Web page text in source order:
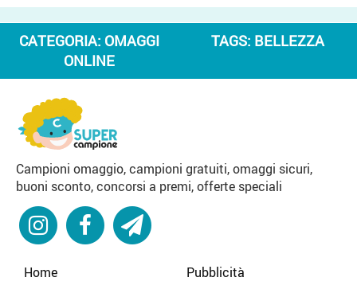
CATEGORIA: OMAGGI
ONLINE
TAGS: BELLEZZA
Campioni omaggio, campioni gratuiti, omaggi sicuri,
buoni sconto, concorsi a premi, offerte speciali
Home
Pubblicità